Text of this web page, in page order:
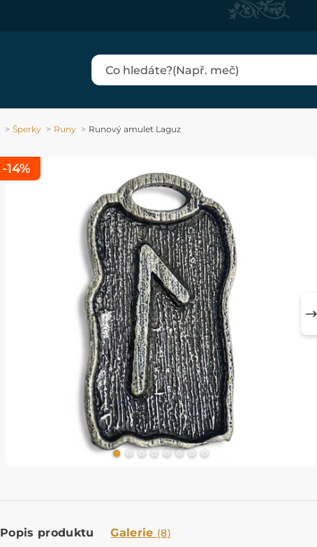
Šperky Runy Runový amulet Laguz
-14%
Popis produktu Galerie (8)